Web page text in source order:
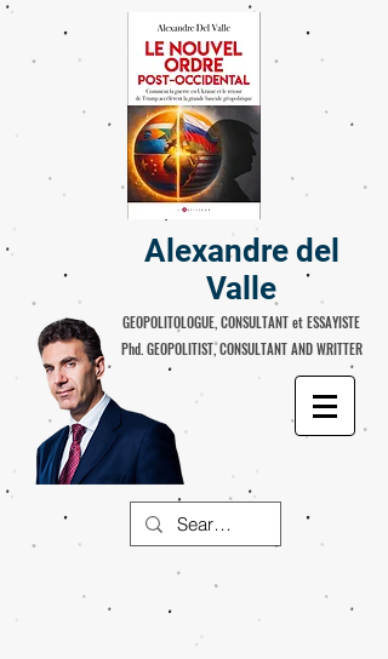
Alexandre del
Valle
GEOPOLITOLOGUE, CONSULTANT et ESSAYISTE
Phd. GEOPOLITIST, CONSULTANT AND WRITTER